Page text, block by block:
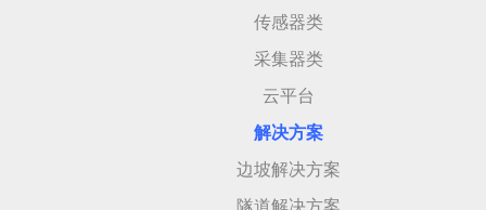
传感器类
采集器类
云平台
解决方案
边坡解决方案